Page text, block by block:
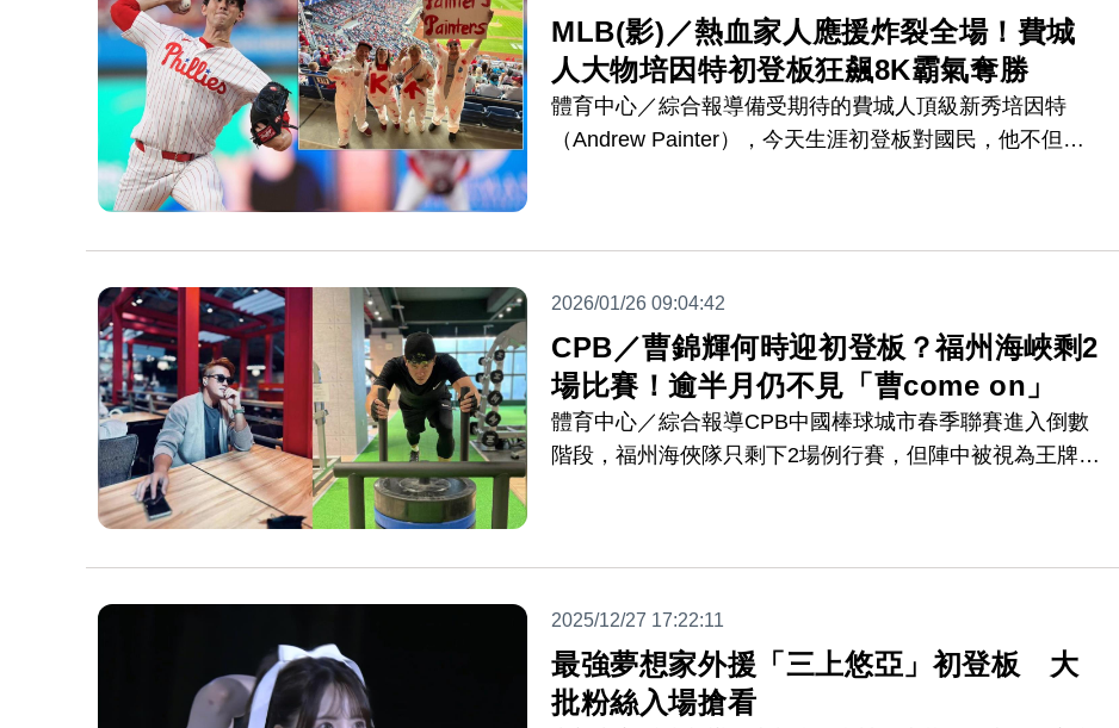
MLB(影)／熱血家人應援炸裂全場！費城
人大物培因特初登板狂飆8K霸氣奪勝
體育中心／綜合報導備受期待的費城人頂級新秀培因特
（Andrew Painter），今天生涯初登板對國民，他不但投
2026/01/26 09:04:42
CPB／曹錦輝何時迎初登板？福州海峽剩2
場比賽！逾半月仍不見「曹come on」
體育中心／綜合報導CPB中國棒球城市春季聯賽進入倒數
階段，福州海俠隊只剩下2場例行賽，但陣中被視為王牌的
2025/12/27 17:22:11
最強夢想家外援「三上悠亞」初登板 大
批粉絲入場搶看